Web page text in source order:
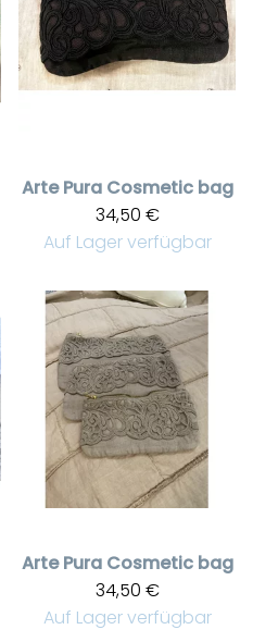
Arte Pura Cosmetic bag
34,50 €
Auf Lager verfügbar
Arte Pura Cosmetic bag
34,50 €
Auf Lager verfügbar